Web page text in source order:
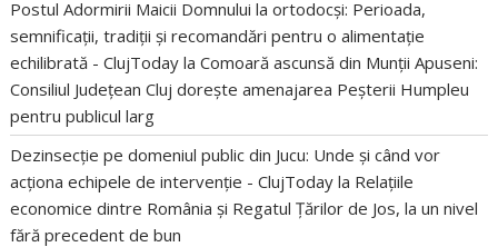
Postul Adormirii Maicii Domnului la ortodocși: Perioada,
semnificații, tradiții și recomandări pentru o alimentație
echilibrată - ClujToday laComoară ascunsă din Munții Apuseni:
Consiliul Județean Cluj dorește amenajarea Peșterii Humpleu
pentru publicul larg
Dezinsecție pe domeniul public din Jucu: Unde și când vor
acționa echipele de intervenție - ClujToday la Relațiile
economice dintre România și Regatul Țărilor de Jos, la un nivel
fără precedent de bun